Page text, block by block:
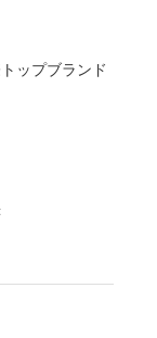
ップブランド